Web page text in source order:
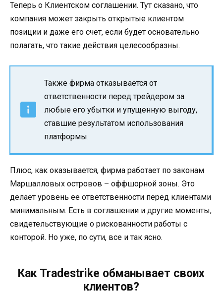
Теперь о Клиентском соглашении. Тут сказано, что
компания может закрыть открытые клиентом
позиции и даже его счет, если будет основательно
полагать, что такие действия целесообразны.
Также фирма отказывается от
ответственности перед трейдером за
любые его убытки и упущенную выгоду,
ставшие результатом использования
платформы.
Плюс, как оказывается, фирма работает по законам
Маршалловых островов – оффшорной зоны. Это
делает уровень ее ответственности перед клиентами
минимальным. Есть в соглашении и другие моменты,
свидетельствующие о рискованности работы с
конторой. Но уже, по сути, все и так ясно.
Как Tradestrike обманывает своих
клиентов?